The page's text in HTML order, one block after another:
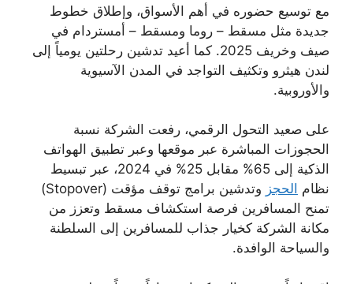
مع توسيع حضوره في أهم الأسواق، وإطلاق خطوط
جديدة مثل مسقط – روما ومسقط – أمستردام في
صيف وخريف 2025. كما أعيد تدشين رحلتين يومياً إلى
لندن هيثرو وتكثيف التواجد في المدن الآسيوية
والأوروبية.
على صعيد التحول الرقمي، رفعت الشركة نسبة
الحجوزات المباشرة عبر موقعها وعبر تطبيق الهواتف
الذكية إلى 65% مقابل 25% في 2024، عبر تبسيط
نظام الحجز
وتدشين برامج توقف مؤقت (Stopover)
تمنح المسافرين فرصة استكشاف مسقط وتعزز من
مكانة الشركة كخيار جذاب للمسافرين إلى السلطنة
والسياحة الوافدة.